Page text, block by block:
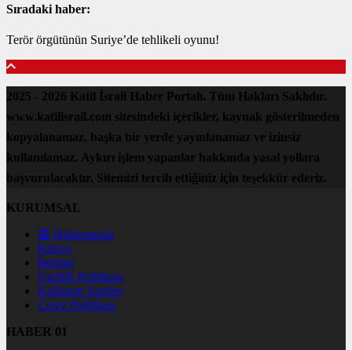
Sıradaki haber:
Terör örgütünün Suriye’de tehlikeli oyunu!
2025 - 2026 Katil İsrail Haber Portalı. Tüm Hakları Saklıdır.
www.katilisrail.com sitesindeki içerikler, kaynak gösterilmeden
kopyalanamaz, başka bir yerde yayınlanamaz ve izinsiz
kullanılamaz. Aykırı işlem yapanlar hakkında yasal yollara
başvurulacaktır. Sitemizi tercih ettiğiniz için teşekkür ederiz.
KURUMSAL
📰 Hakkımızda
Künye
İletişim
Gizlilik Politikası
Kullanım Şartları
Çerez Politikası
HABER 01